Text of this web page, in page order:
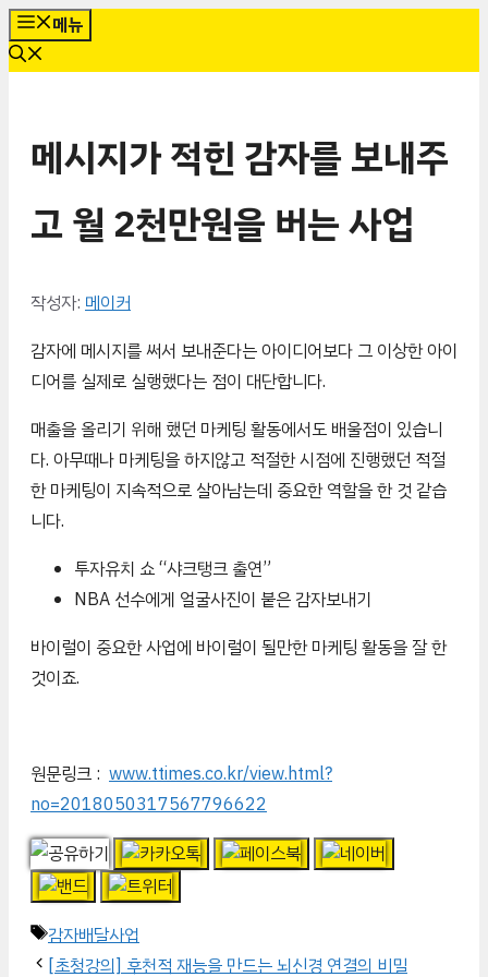
컨
텐
메뉴
메시지가 적힌 감자를 보내주
고 월 2천만원을 버는 사업
작성자: 메이커
감자에 메시지를 써서 보내준다는 아이디어보다 그 이상한 아이
디어를 실제로 실행했다는 점이 대단합니다.
매출을 올리기 위해 했던 마케팅 활동에서도 배울점이 있습니
다. 아무때나 마케팅을 하지않고 적절한 시점에 진행했던 적절
한 마케팅이 지속적으로 살아남는데 중요한 역할을 한 것 같습
니다.
투자유치 쇼 “샤크탱크 출연”
NBA 선수에게 얼굴사진이 붙은 감자보내기
바이럴이 중요한 사업에 바이럴이 될만한 마케팅 활동을 잘 한
것이죠.
원문링크 : www.ttimes.co.kr/view.html?
no=2018050317567796622
태
그
감자배달사업
[초청강의] 후천적 재능을 만드는 뇌신경 연결의 비밀